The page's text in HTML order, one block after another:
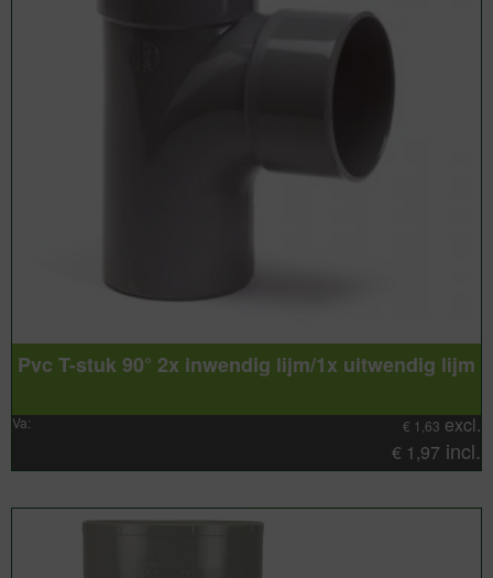
Pvc T-stuk 90° 2x inwendig lijm/1x uitwendig lijm
Va: € 1,63 excl.
€ 1,97 incl.